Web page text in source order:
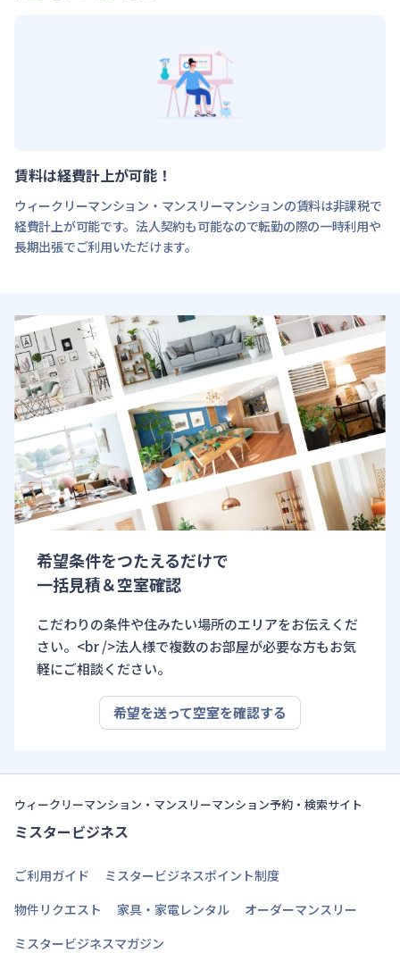
賃料は経費計上が可能！
ウィークリーマンション・マンスリーマンションの賃料は非課税で
経費計上が可能です。法人契約も可能なので転勤の際の一時利用や
長期出張でご利用いただけます。
希望条件をつたえるだけで
一括見積＆空室確認
こだわりの条件や住みたい場所のエリアをお伝えくだ
さい。<br />法人様で複数のお部屋が必要な方もお気
軽にご相談ください。
希望を送って空室を確認する
ウィークリーマンション・マンスリーマンション予約・検索サイト
ミスタービジネス
ご利用ガイド
ミスタービジネスポイント制度
物件リクエスト
家具・家電レンタル
オーダーマンスリー
ミスタービジネスマガジン